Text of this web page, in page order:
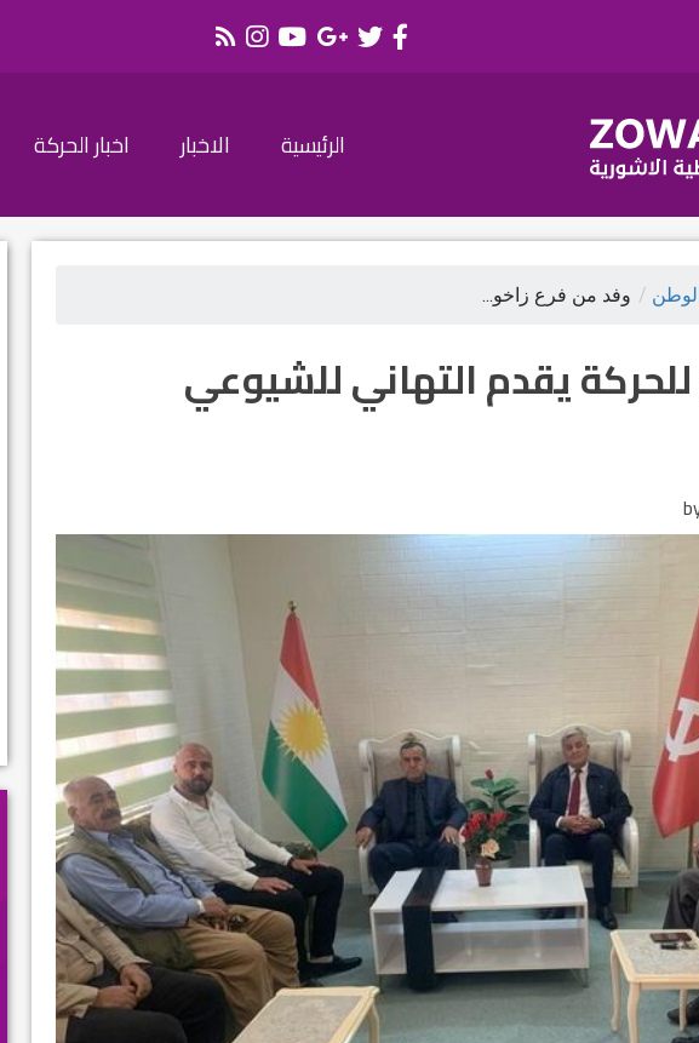
الرئيسية الاخبار اخبار الحركة
/ وفد من فرع زاخو...
يقدم التهاني للشيوعي